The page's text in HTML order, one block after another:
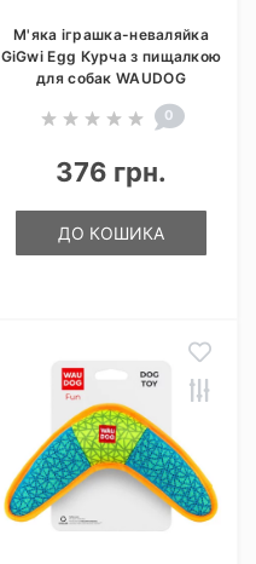
М'яка іграшка-неваляйка
GiGwi Egg Курча з пищалкою
для собак WAUDOG
0
376 грн.
ДО КОШИКА